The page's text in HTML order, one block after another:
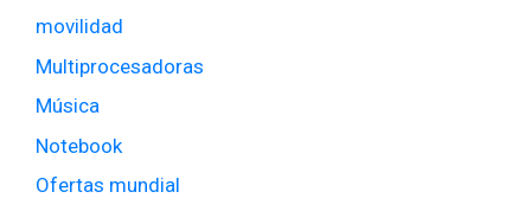
movilidad
Multiprocesadoras
Música
Notebook
Ofertas mundial